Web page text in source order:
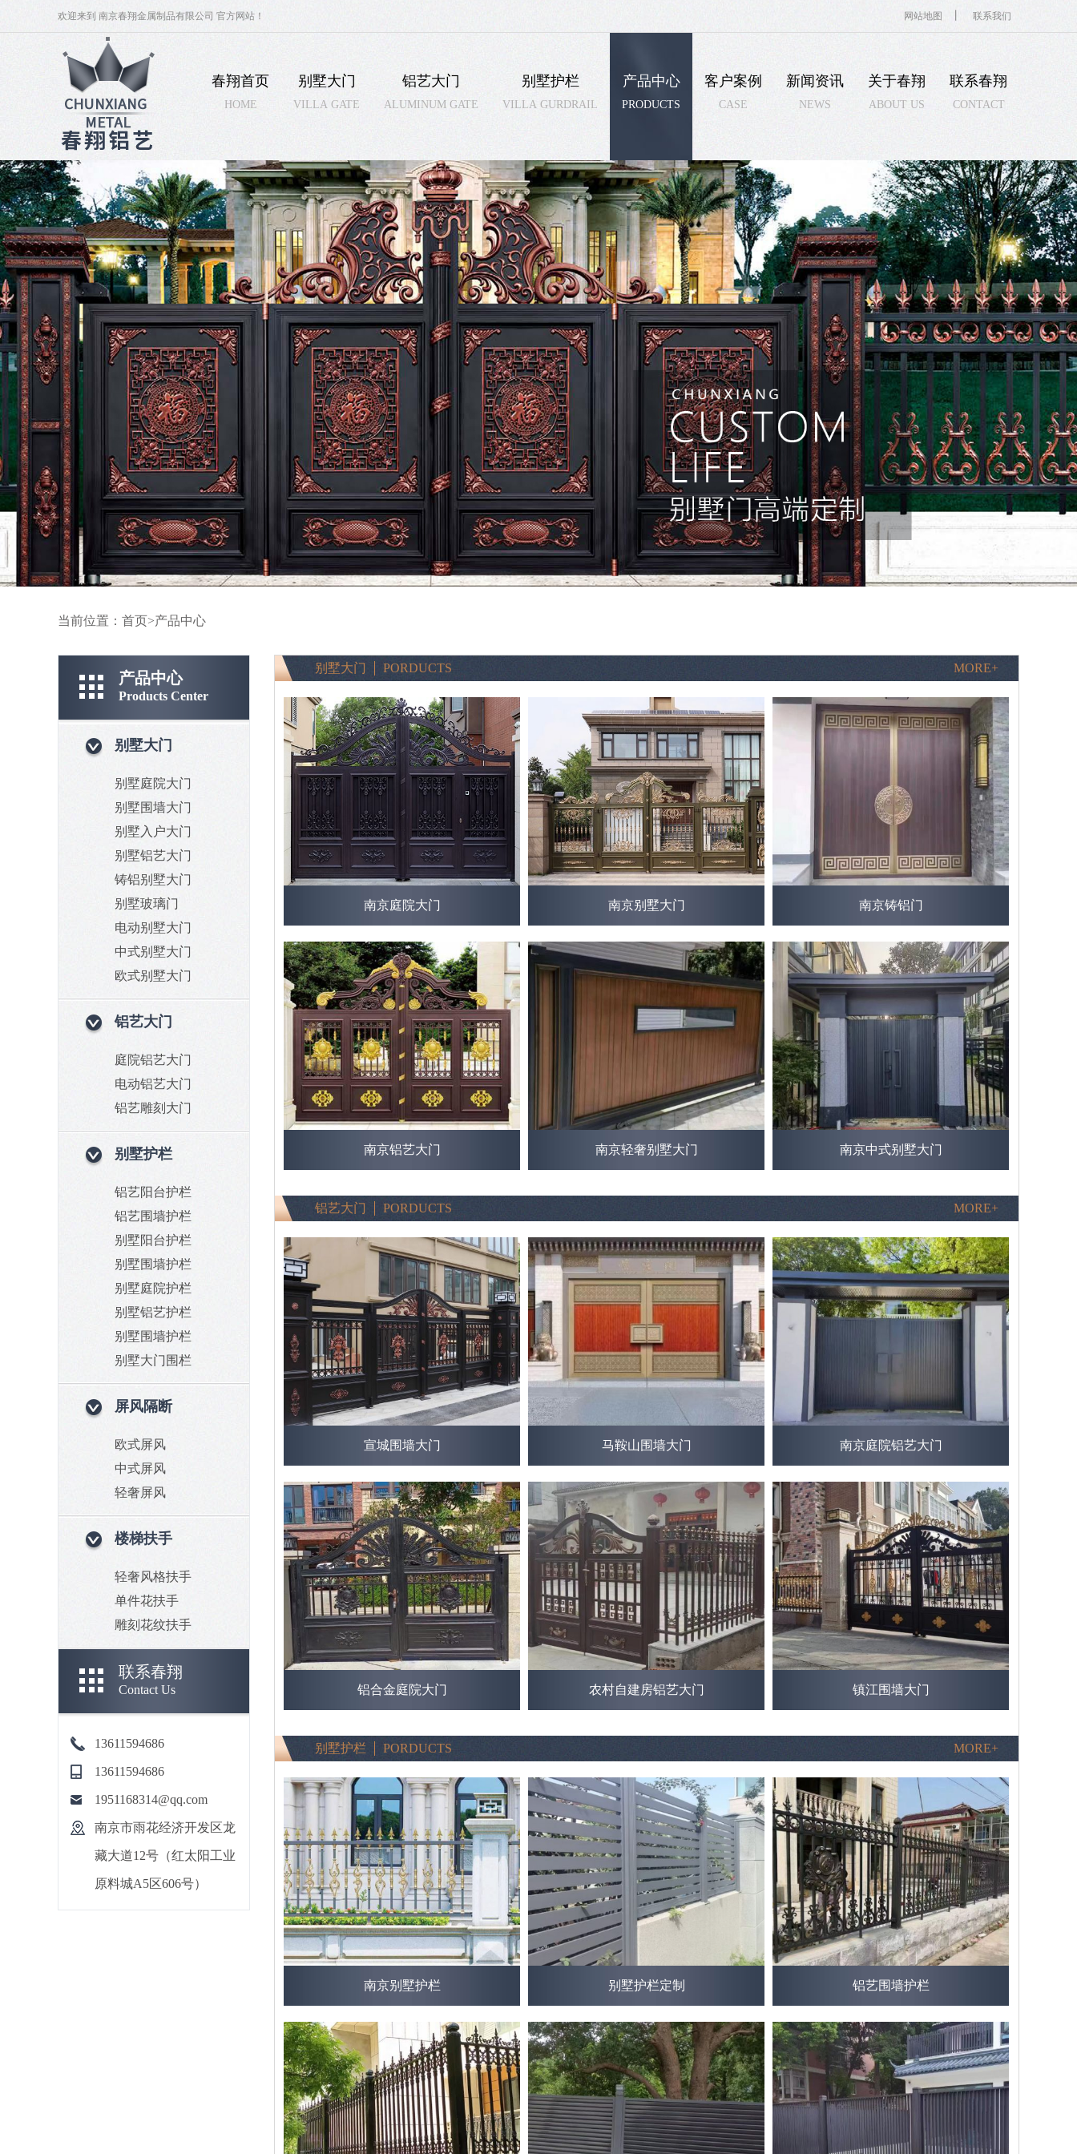
欢迎来到 南京春翔金属制品有限公司 官方网站！ 网站地图 联系我们
春翔首页
HOME
别墅大门
VILLA GATE
铝艺大门
ALUMINUM GATE
别墅护栏
VILLA GURDRAIL
产品中心
PRODUCTS
客户案例
CASE
新闻资讯
NEWS
关于春翔
ABOUT US
联系春翔
CONTACT
当前位置： 首页>产品中心
产品中心
Products Center
别墅大门
别墅庭院大门
别墅围墙大门
别墅入户大门
别墅铝艺大门
铸铝别墅大门
别墅玻璃门
电动别墅大门
中式别墅大门
欧式别墅大门
铝艺大门
庭院铝艺大门
电动铝艺大门
铝艺雕刻大门
别墅护栏
铝艺阳台护栏
铝艺围墙护栏
别墅阳台护栏
别墅围墙护栏
别墅庭院护栏
别墅铝艺护栏
别墅围墙护栏
别墅大门围栏
屏风隔断
欧式屏风
中式屏风
轻奢屏风
楼梯扶手
轻奢风格扶手
单件花扶手
雕刻花纹扶手
联系春翔
Contact Us
13611594686
13611594686
1951168314@qq.com
南京市雨花经济开发区龙
藏大道12号（红太阳工业
原料城A5区606号）
别墅大门 PORDUCTS MORE+
南京庭院大门 南京别墅大门 南京铸铝门
南京铝艺大门 南京轻奢别墅大门 南京中式别墅大门
铝艺大门 PORDUCTS MORE+
宣城围墙大门 马鞍山围墙大门 南京庭院铝艺大门
铝合金庭院大门 农村自建房铝艺大门 镇江围墙大门
别墅护栏 PORDUCTS MORE+
南京别墅护栏 别墅护栏定制 铝艺围墙护栏